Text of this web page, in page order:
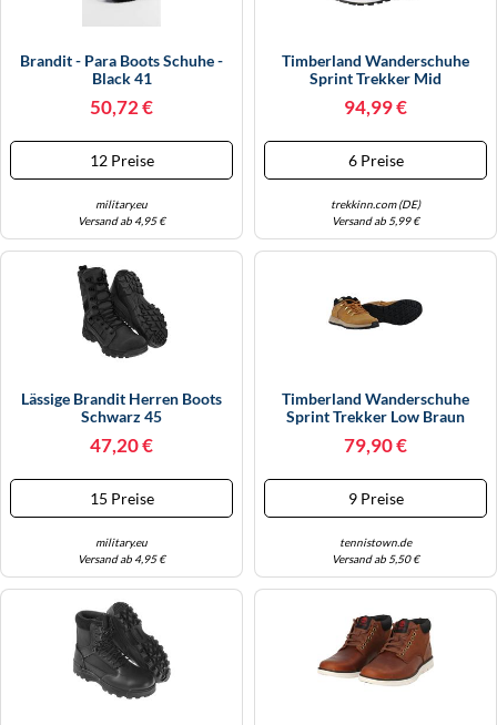
Brandit - Para Boots Schuhe -
Black 41
50,72 €
12 Preise
military.eu
Versand ab 4,95 €
Timberland Wanderschuhe
Sprint Trekker Mid
43
94,99 €
6 Preise
trekkinn.com (DE)
Versand ab 5,99 €
Lässige Brandit Herren Boots
Schwarz 45
47,20 €
15 Preise
military.eu
Versand ab 4,95 €
Timberland Wanderschuhe
Sprint Trekker Low Braun
79,90 €
9 Preise
tennistown.de
Versand ab 5,50 €